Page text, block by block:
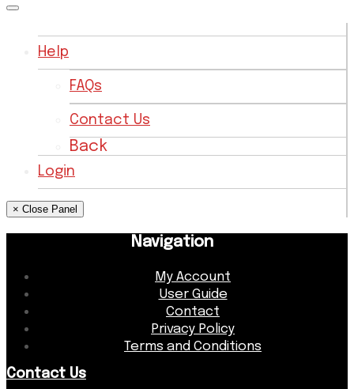
Help
FAQs
Contact Us
Back
Login
× Close Panel
Navigation
My Account
User Guide
Contact
Privacy Policy
Terms and Conditions
Contact Us